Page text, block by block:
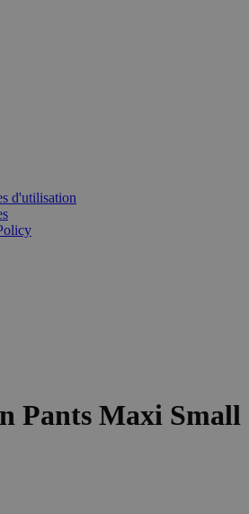
d'utilisation
Pants Maxi Small